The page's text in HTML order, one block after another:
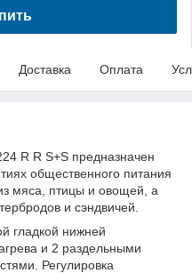
Доставка Оплата
R R S+S предназначен
общественного питания
мяса, птицы и овощей, а
и сэндвичей.
гладкой нижней
и 2 раздельными
Регулировка